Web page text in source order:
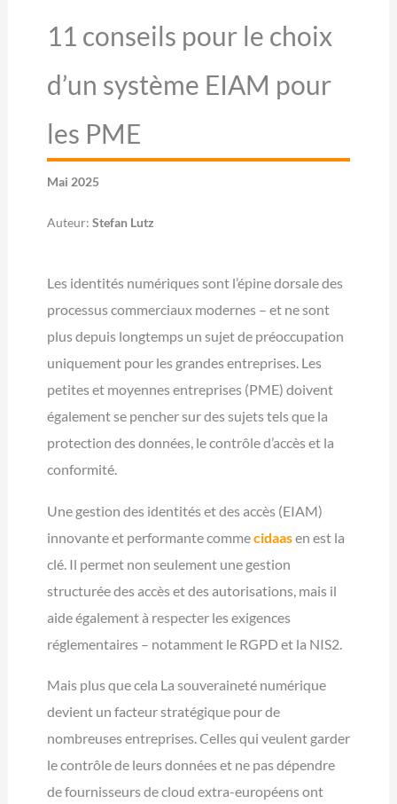
11 conseils pour le choix
d’un système EIAM pour
les PME
Mai 2025
Auteur: Stefan Lutz
Les identités numériques sont l’épine dorsale des
processus commerciaux modernes – et ne sont
plus depuis longtemps un sujet de préoccupation
uniquement pour les grandes entreprises. Les
petites et moyennes entreprises (PME) doivent
également se pencher sur des sujets tels que la
protection des données, le contrôle d’accès et la
conformité.
Une gestion des identités et des accès (EIAM)
innovante et performante commecidaasen est la
clé. Il permet non seulement une gestion
structurée des accès et des autorisations, mais il
aide également à respecter les exigences
réglementaires – notamment le RGPD et la NIS2.
Mais plus que cela La souveraineté numérique
devient un facteur stratégique pour de
nombreuses entreprises. Celles qui veulent garder
le contrôle de leurs données et ne pas dépendre
de fournisseurs de cloud extra-européens ont